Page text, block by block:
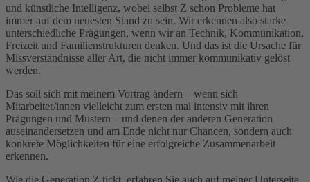
und künstliche Intelligenz, wobei selbst Z schon Probleme hat
immer auf dem neuesten Stand zu sein. Wir erkennen also starke
unterschiedliche Prägungen, wenn wir an Technik, Kommunikation,
Freizeit und Familienstrukturen denken. Und das ist die Ursache für
Missverständnisse aller Art, die nicht immer kommunikativ gelöst
werden.
Das soll sich mit meinem Vortrag ändern – wenn sich
Mitarbeiter/innen vielleicht zum ersten mal intensiv mit ihren
Prägungen und Mustern – und denen der anderen Generation
auseinandersetzen und am Ende nicht nur Chancen, sondern auch
konkrete Möglichkeiten für eine erfolgreiche Zusammenarbeit
erkennen.
Wie die Generation Z tickt, erfahren Sie auch auf meiner Unterseite